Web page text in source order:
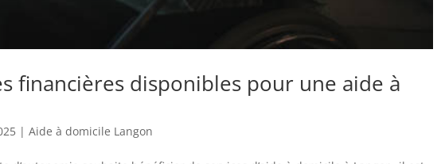
financières disponibles pour une aide à
|Aide à domicile Langon